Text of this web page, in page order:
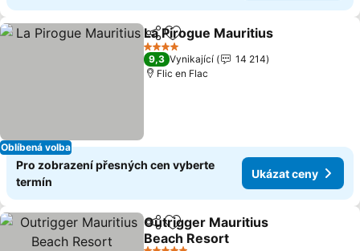
Oblíbená volba
SdíletPřidat na seznam oblíbených
La Pirogue Mauritius
4 Počet hvězdiček
9,3 Vynikající
14 214
Flic en Flac
Pro zobrazení přesných cen vyberte
termín
Ukázat ceny
SdíletPřidat na seznam oblíbených
Outrigger Mauritius
Beach Resort